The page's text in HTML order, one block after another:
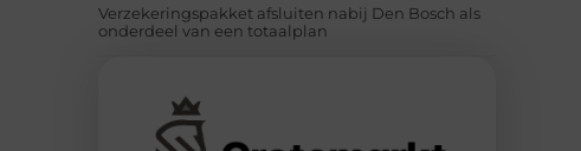
Verzekeringspakket afsluiten nabij Den Bosch als
onderdeel van een totaalplan